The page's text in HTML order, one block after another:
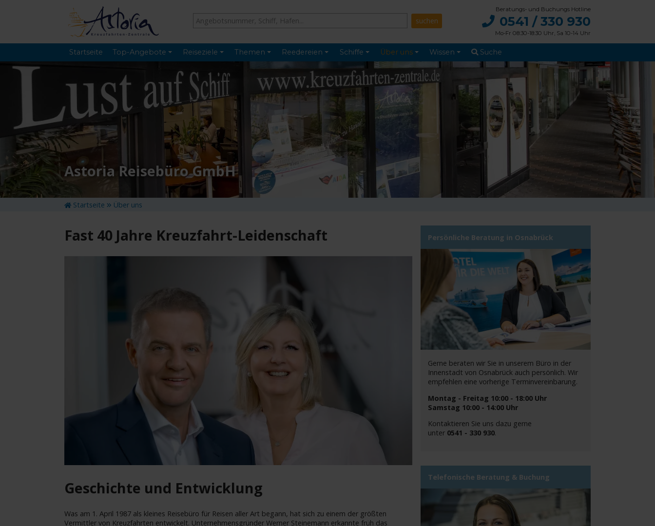
Beratungs- und Buchungs Hotline
0541 / 330 930
Mo-Fr 08:30-18:30 Uhr, Sa 10-14 Uhr
Startseite Top-Angebote Reiseziele Themen Reedereien Schiffe Über uns Wissen Suche
Astoria Reisebüro GmbH
Startseite Über uns
Fast 40 Jahre Kreuzfahrt-Leidenschaft
Geschichte und Entwicklung
Was am 1. April 1987 als kleines Reisebüro für Reisen aller Art begann, hat sich zu einem der größten
Vermittler von Kreuzfahrten entwickelt. Unternehmensgründer Werner Steinemann erkannte früh das
Persönliche Beratung in Osnabrück
Gerne beraten wir Sie in unserem Büro in der
Innenstadt von Osnabrück auch persönlich. Wir
empfehlen eine vorherige Terminvereinbarung.
Montag - Freitag 10:00 - 18:00 Uhr
Samstag 10:00 - 14:00 Uhr
Kontaktieren Sie uns dazu gerne
unter0541 - 330 930.
Telefonische Beratung & Buchung